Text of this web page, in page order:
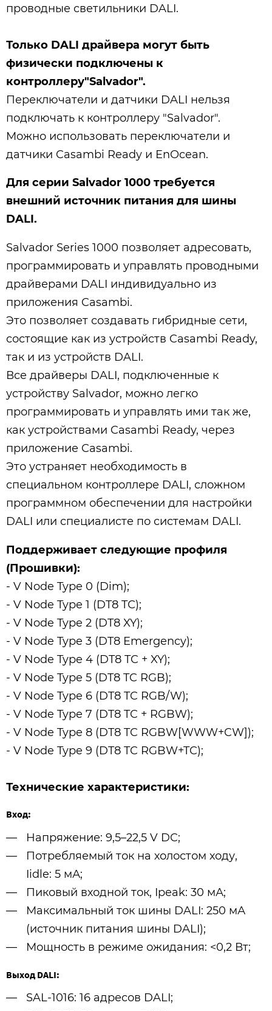
проводные светильники DALI.
Только DALI драйвера могут быть
физически подключены к
контроллеру"Salvador".
Переключатели и датчики DALI нельзя
подключать к контроллеру "Salvador".
Можно использовать переключатели и
датчики Casambi Ready и EnOcean.
Для серии Salvador 1000 требуется
внешний источник питания для шины
DALI.
Salvador Series 1000 позволяет адресовать,
программировать и управлять проводными
драйверами DALI индивидуально из
приложения Casambi.
Это позволяет создавать гибридные сети,
состоящие как из устройств Casambi Ready,
так и из устройств DALI.
Все драйверы DALI, подключенные к
устройству Salvador, можно легко
программировать и управлять ими так же,
как устройствами Casambi Ready, через
приложение Casambi.
Это устраняет необходимость в
специальном контроллере DALI, сложном
программном обеспечении для настройки
DALI или специалисте по системам DALI.
Поддерживает следующие профиля
(Прошивки):
- V Node Type 0 (Dim);
- V Node Type 1 (DT8 TС);
- V Node Type 2 (DT8 XY);
- V Node Type 3 (DT8 Emergency);
- V Node Type 4 (DT8 TC + XY);
- V Node Type 5 (DT8 TC RGB);
- V Node Type 6 (DT8 TC RGB/W);
- V Node Type 7 (DT8 TC + RGBW);
- V Node Type 8 (DT8 TC RGBW[WWW+CW]);
- V Node Type 9 (DT8 TC RGBW+TC);
Технические характеристики:
Вход:
Напряжение: 9,5–22,5 V DC;
Потребляемый ток на холостом ходу,
Iidle: 5 мА;
Пиковый входной ток, Ipeak: 30 мА;
Максимальный ток шины DALI: 250 мА
(источник питания шины DALI);
Мощность в режиме ожидания: <0,2 Вт;
Выход DALI:
SAL-1016: 16 адресов DALI;